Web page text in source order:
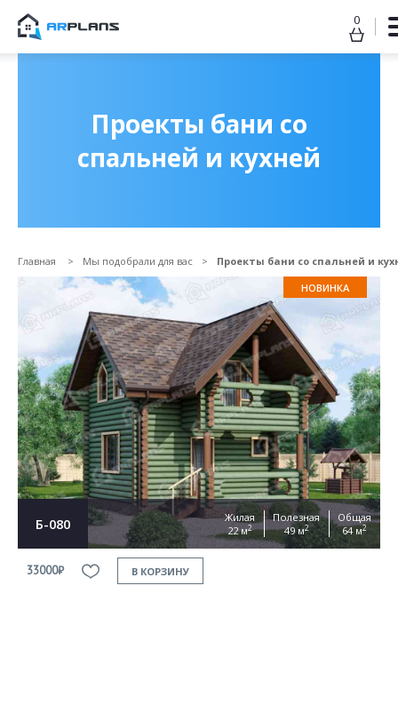
0
Проекты бани со
спальней и кухней
Главная Мы подобрали для вас
Проекты бани со спальней и
НОВИНКА
Б-080
Жилая
22 м2
Полезная
49 м2
Общая
64 м2
33000₽ В КОРЗИНУ
Прикрепить файл
Согласен на обработку персональных данных
This site is protected by reCAPTCHA and the GooglePrivacy Policyand Terms of Service
ОТПРАВИТЬ
Продолжить покупки